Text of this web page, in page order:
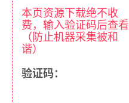
本页资源下载绝不收
费，输入验证码后查看
（防止机器采集被和
谐）
验证码：